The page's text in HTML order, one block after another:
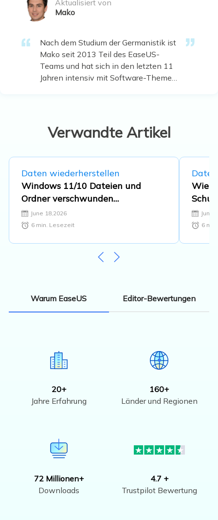
Aktualisiert von
Mako
Nach dem Studium der Germanistik ist
Mako seit 2013 Teil des EaseUS-
Teams und hat sich in den letzten 11
Jahren intensiv mit Software-Themen
Multimedia-Software. …
Verwandte Artikel
Daten wiederherstellen
Windows 11/10 Dateien und
Ordner verschwunden
wiederherstellen - 8 Lösungen💡
June 18,2026
6min. Lesezeit
Wie
undJune
6
Warum EaseUS Editor-Bewertungen
20+
Jahre Erfahrung
160+
Länder und Regionen
72 Millionen+
Downloads
4.7 +
Trustpilot Bewertung